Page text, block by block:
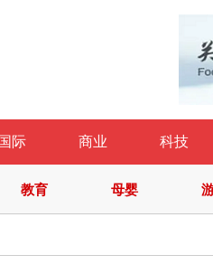
国际 商业 科技
教育 母婴